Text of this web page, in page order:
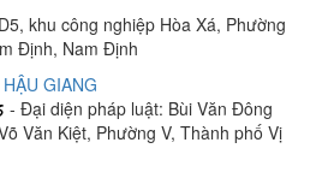
khu công nghiệp Hòa Xá, Phường
Định, Nam Định
GIANG
- Đại diện pháp luật: Bùi Văn Đông
Văn Kiệt, Phường V, Thành phố Vị